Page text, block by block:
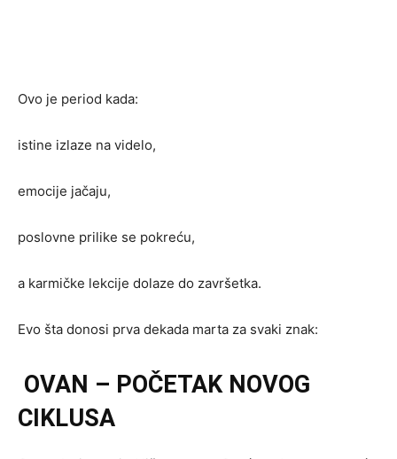
Ovo je period kada:
istine izlaze na videlo,
emocije jačaju,
poslovne prilike se pokreću,
a karmičke lekcije dolaze do završetka.
Evo šta donosi prva dekada marta za svaki znak:
OVAN – POČETAK NOVOG
CIKLUSA